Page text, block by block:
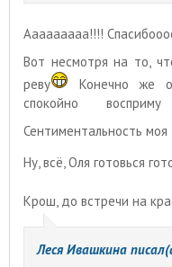
Ааааааааа!!!!
Вот несмотря на то,
реву
Конечно же
спокойно
Сентиментальность
Ну, всё, Оля готовься
Крош, до встречи на
Леся Ивашкина